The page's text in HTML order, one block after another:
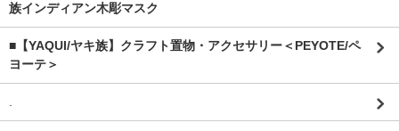
族インディアン木彫マスク
■【YAQUI/ヤキ族】クラフト置物・アクセサリー＜PEYOTE/ペ
ヨーテ＞
.